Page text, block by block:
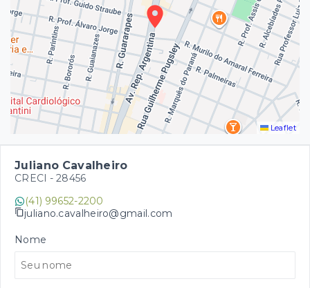
Leaflet
Juliano Cavalheiro
CRECI - 28456
(41) 99652-2200
juliano.cavalheiro@gmail.com
Nome